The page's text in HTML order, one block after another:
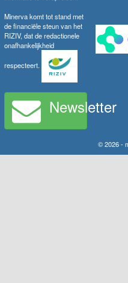
Minerva komt tot stand met
de financiële steun van het
RIZIV, dat de redactionele
onafhankelijkheid
respecteert.
Newsletter
© 2026 -